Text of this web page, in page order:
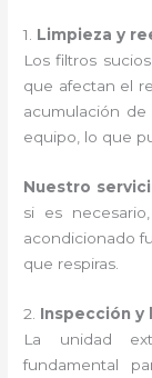
1. Limpieza y
Los filtros
que afectan el
acumulación
equipo, lo que
Nuestro
si es
acondicionado
que respiras.
2. Inspección y
La unidad
fundamental